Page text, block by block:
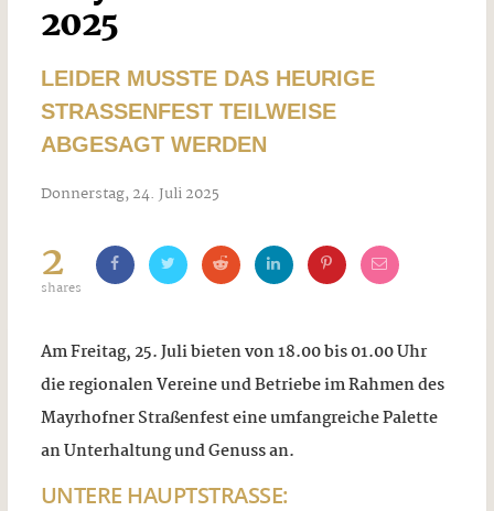
2025
LEIDER MUSSTE DAS HEURIGE
STRASSENFEST TEILWEISE A
BGESAGT WERDEN
Donnerstag, 24. Juli 2025
2
shares
Am Freitag, 25. Juli bieten von 18.00 bis 01.00 Uhr
die regionalen Vereine und Betriebe im Rahmen des
Mayrhofner Straßenfest eine umfangreiche Palette
an Unterhaltung und Genuss an.
UNTERE HAUPTSTRASSE: